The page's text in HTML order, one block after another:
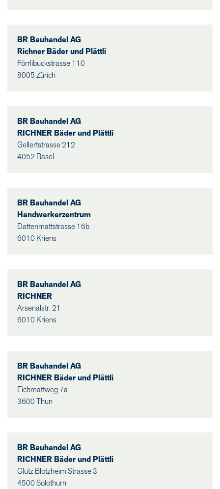
BR Bauhandel AG
Richner Bäder und Plättli
Förrlibuckstrasse 110
8005 Zürich
BR Bauhandel AG
RICHNER Bäder und Plättli
Gellertstrasse 212
4052 Basel
BR Bauhandel AG
Handwerkerzentrum
Dattenmattstrasse 16b
6010 Kriens
BR Bauhandel AG
RICHNER
Arsenalstr. 21
6010 Kriens
BR Bauhandel AG
RICHNER Bäder und Plättli
Eichmattweg 7a
3600 Thun
BR Bauhandel AG
RICHNER Bäder und Plättli
Glutz Blotzheim Strasse 3
4500 Solothurn